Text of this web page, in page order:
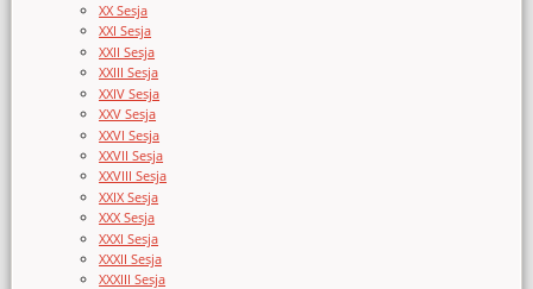
XX Sesja
XXI Sesja
XXII Sesja
XXIII Sesja
XXIV Sesja
XXV Sesja
XXVI Sesja
XXVII Sesja
XXVIII Sesja
XXIX Sesja
XXX Sesja
XXXI Sesja
XXXII Sesja
XXXIII Sesja